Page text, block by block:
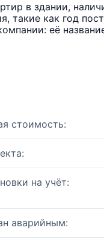
в здании,
такие как год
её
стоимость:
на учёт:
аварийным: